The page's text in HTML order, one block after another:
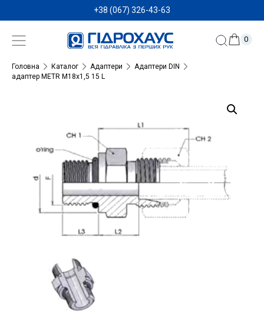
+38 (067) 326-43-63
0
Головна Каталог Адаптери
Адаптери DIN
адаптер METR M18x1,5 15 L